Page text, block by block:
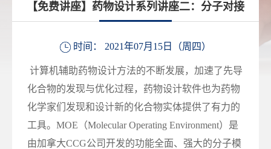
【免费讲座】药物设计系列讲座二：分子对接
时间： 2021年07月15日（周四）
计算机辅助药物设计方法的不断发展，加速了先导
化合物的发现与优化过程，药物设计软件也为药物
化学家们发现和设计新的化合物实体提供了有力的
工具。MOE（Molecular Operating Environment）是
由加拿大CCG公司开发的功能全面、强大的分子模